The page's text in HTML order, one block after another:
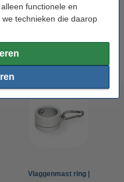
functionele en
technieken die daarop
Vlaggenmast ring |